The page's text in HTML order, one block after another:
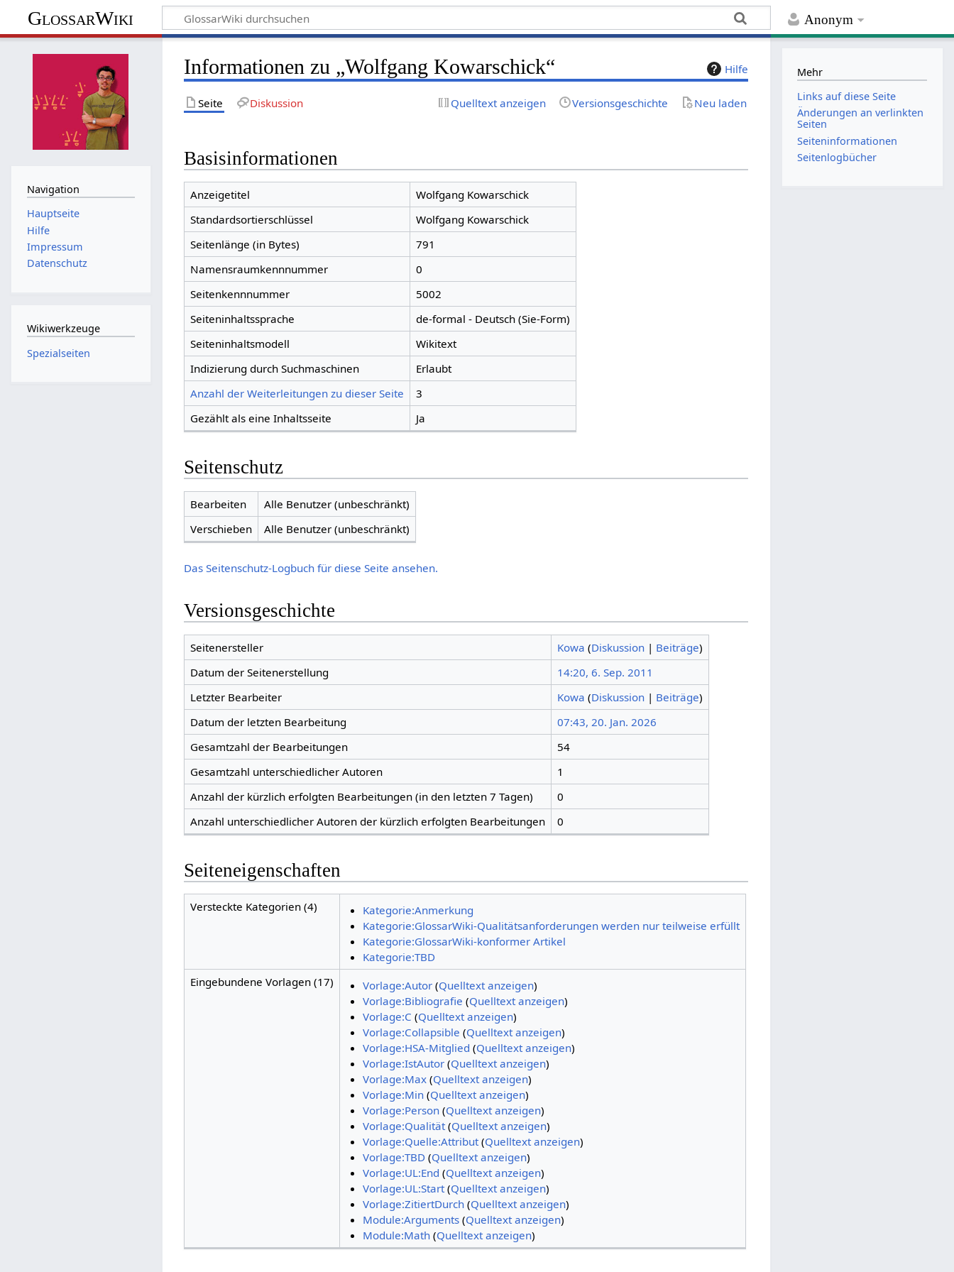
Anonym
GlossarWiki
Hilfe
Informationen zu „Wolfgang Kowarschick“
Seite Diskussion Quelltext anzeigen Versionsgeschichte Neu laden
Basisinformationen
Anzeigetitel
Wolfgang Kowarschick
Standardsortierschlüssel
Wolfgang Kowarschick
Seitenlänge (in Bytes)
791
Namensraumkennnummer
0
Seitenkennnummer
5002
Seiteninhaltssprache
de-formal - Deutsch (Sie-Form)
Seiteninhaltsmodell
Wikitext
Indizierung durch Suchmaschinen
Erlaubt
Anzahl der Weiterleitungen zu dieser Seite
3
Gezählt als eine Inhaltsseite
Ja
Seitenschutz
Bearbeiten
Alle Benutzer (unbeschränkt)
Verschieben
Alle Benutzer (unbeschränkt)
Das Seitenschutz-Logbuch für diese Seite ansehen.
Versionsgeschichte
Seitenersteller Kowa (Diskussion| Beiträge)
Datum der Seitenerstellung
14:20, 6. Sep. 2011
Letzter Bearbeiter
Kowa (Diskussion| Beiträge)
Datum der letzten Bearbeitung
07:43, 20. Jan. 2026
Gesamtzahl der Bearbeitungen
54
Gesamtzahl unterschiedlicher Autoren
1
Anzahl der kürzlich erfolgten Bearbeitungen (in den letzten 7 Tagen)
0
Anzahl unterschiedlicher Autoren der kürzlich erfolgten Bearbeitungen
0
Seiteneigenschaften
Versteckte Kategorien (4)
Kategorie:Anmerkung
Kategorie:GlossarWiki-Qualitätsanforderungen werden nur teilweise erfüllt
Kategorie:GlossarWiki-konformer Artikel
Kategorie:TBD
Eingebundene Vorlagen (17)
Vorlage:Autor (Quelltext anzeigen)
Vorlage:Bibliografie (Quelltext anzeigen)
Vorlage:C (Quelltext anzeigen)
Vorlage:Collapsible (Quelltext anzeigen)
Vorlage:HSA-Mitglied (Quelltext anzeigen)
Vorlage:IstAutor (Quelltext anzeigen)
Vorlage:Max (Quelltext anzeigen)
Vorlage:Min (Quelltext anzeigen)
Vorlage:Person (Quelltext anzeigen)
Vorlage:Qualität (Quelltext anzeigen)
Vorlage:Quelle:Attribut (Quelltext anzeigen)
Vorlage:TBD (Quelltext anzeigen)
Vorlage:UL:End (Quelltext anzeigen)
Vorlage:UL:Start (Quelltext anzeigen)
Vorlage:ZitiertDurch (Quelltext anzeigen)
Module:Arguments (Quelltext anzeigen)
Module:Math (Quelltext anzeigen)
Navigation
Hauptseite
Hilfe
Impressum
Datenschutz
Wikiwerkzeuge
Spezialseiten
Mehr
Links auf diese Seite
Änderungen an verlinkten
Seiten
Seiten­­informationen
Seitenlogbücher